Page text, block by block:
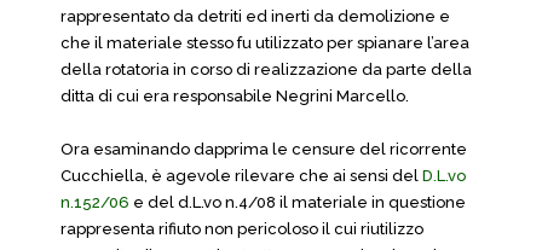
rappresentato da detriti ed inerti da demolizione e
che il materiale stesso fu utilizzato per spianare l’area
della rotatoria in corso di realizzazione da parte della
ditta di cui era responsabile Negrini Marcello.
Ora esaminando dapprima le censure del ricorrente
Cucchiella, è agevole rilevare che ai sensi del D.L.vo
n.152/06 e del d.L.vo n.4/08 il materiale in questione
rappresenta rifiuto non pericoloso il cui riutilizzo